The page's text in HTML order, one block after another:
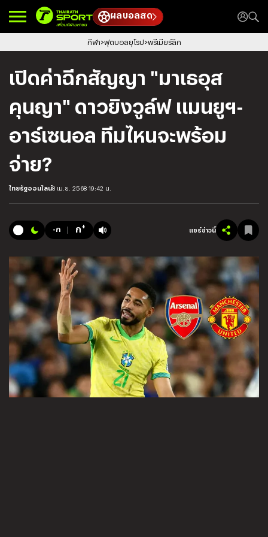
ผลบอลสด
กีฬา ฟุตบอลยุโรป พรีเมียร์ลีก
เปิดค่าฉีกสัญญา "มาเธอุส
คุนญา" ดาวยิงวูล์ฟ แมนยูฯ-
อาร์เซนอล ทีมไหนจะพร้อม
จ่าย?
ไทยรัฐออนไลน์8 เม.ย. 2568 19:42 น.
-ก ก+ แชร์ข่าวนี้